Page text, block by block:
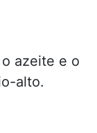
azeite e o
alto.